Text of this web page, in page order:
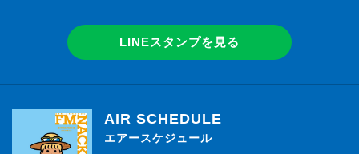
LINEスタンプを見る
AIR SCHEDULE
エアースケジュール